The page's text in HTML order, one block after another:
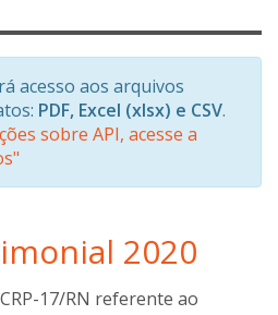
acesso aos arquivos
PDF, Excel (xlsx) e CSV.
sobre API, acesse a
2020
17/RN referente ao